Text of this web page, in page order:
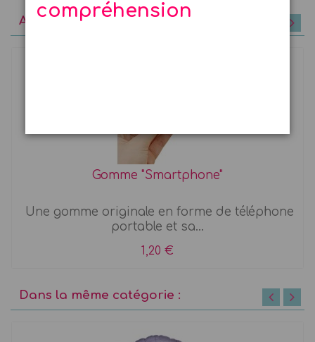
compréhension
A découvrir
Gomme "Smartphone"
Une gomme originale en forme de téléphone
portable et sa...
1,20 €
Dans la même catégorie :